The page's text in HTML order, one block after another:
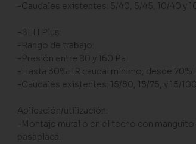
-Caudales existentes: 5/40, 5/45, 10/40 y
-BEH Plus:
-Rango de trabajo:
-Presión entre 80 y 160 Pa.
-Hasta 30%HR caudal mínimo, desde
-Caudales existentes: 15/50, 15/75, y 15/
Aplicación/utilización:
-Montaje mural o en el techo con
pasaplaca.